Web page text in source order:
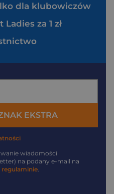
dla klubowiczów
za 1 zł
EKSTRA
wiadomości
na podany e-mail na
regulaminie